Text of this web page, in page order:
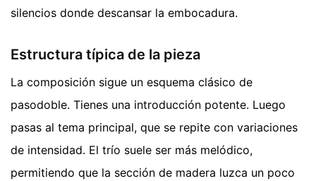
silencios donde descansar la embocadura.
Estructura típica de la pieza
La composición sigue un esquema clásico de
pasodoble. Tienes una introducción potente. Luego
pasas al tema principal, que se repite con variaciones
de intensidad. El trío suele ser más melódico,
permitiendo que la sección de madera luzca un poco